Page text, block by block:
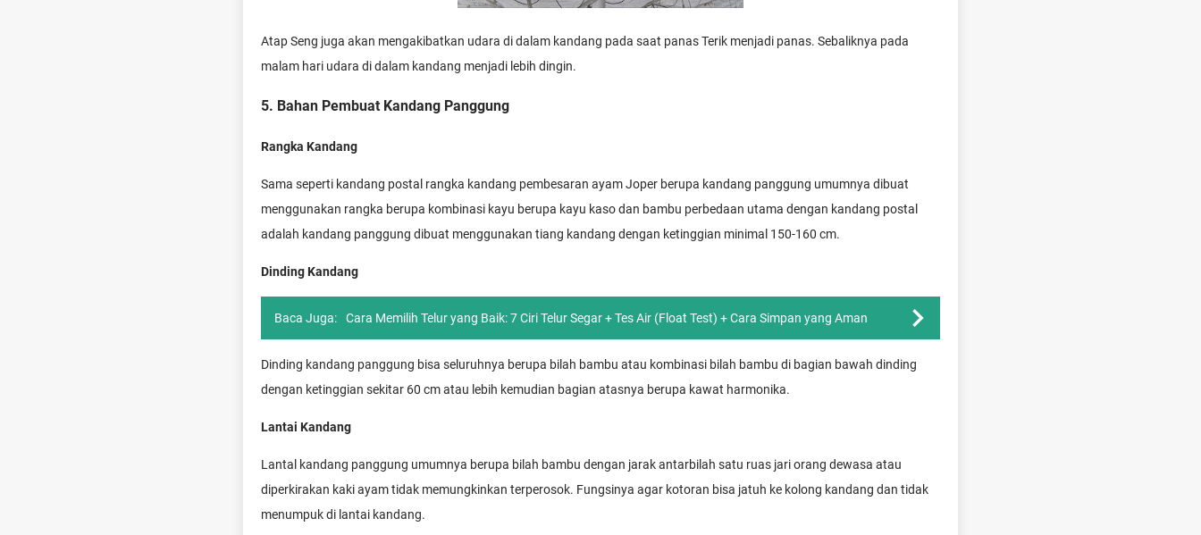
Atap Seng juga akan mengakibatkan udara di dalam kandang pada saat panas Terik menjadi panas. Sebaliknya pada
malam hari udara di dalam kandang menjadi lebih dingin.
5. Bahan Pembuat Kandang Panggung
Rangka Kandang
Sama seperti kandang postal rangka kandang pembesaran ayam Joper berupa kandang panggung umumnya dibuat
menggunakan rangka berupa kombinasi kayu berupa kayu kaso dan bambu perbedaan utama dengan kandang postal
adalah kandang panggung dibuat menggunakan tiang kandang dengan ketinggian minimal 150-160 cm.
Dinding Kandang
Baca Juga: Cara Memilih Telur yang Baik: 7 Ciri Telur Segar + Tes Air (Float Test) + Cara Simpan yang Aman
Dinding kandang panggung bisa seluruhnya berupa bilah bambu atau kombinasi bilah bambu di bagian bawah dinding
dengan ketinggian sekitar 60 cm atau lebih kemudian bagian atasnya berupa kawat harmonika.
Lantai Kandang
Lantal kandang panggung umumnya berupa bilah bambu dengan jarak antarbilah satu ruas jari orang dewasa atau
diperkirakan kaki ayam tidak memungkinkan terperosok. Fungsinya agar kotoran bisa jatuh ke kolong kandang dan tidak
menumpuk di lantai kandang.